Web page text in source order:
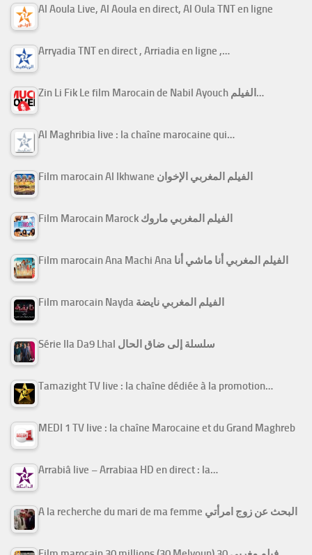
Al Aoula Live, Al Aoula en direct, Al Oula TNT en ligne
Arryadia TNT en direct , Arriadia en ligne ,…
Zin Li Fik Le film Marocain de Nabil Ayouch الفيلم…
Al Maghribia live : la chaîne marocaine qui…
Film marocain Al Ikhwane الفيلم المغربي الإخوان
Film Marocain Marock الفيلم المغربي ماروك
Film marocain Ana Machi Ana الفيلم المغربي أنا ماشي أنا
Film marocain Nayda الفيلم المغربي نايضة
Série Ila Da9 Lhal سلسلة إلى ضاق الحال
Tamazight TV live : la chaîne dédiée à la promotion…
MEDI 1 TV live : la chaîne Marocaine et du Grand Maghreb
Arrabiâ live – Arrabiaa HD en direct : la…
A la recherche du mari de ma femme البحث عن زوج امرأتي